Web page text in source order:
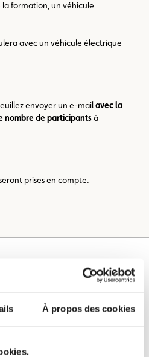
À propos des cookies
formation, un véhicule
avec un véhicule électrique
envoyer un e-mailavec la
nombre de participantsà
prises en compte.